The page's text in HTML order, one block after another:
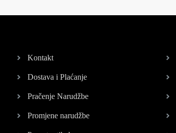
Kontakt
Dostava i Plaćanje
Pračenje Narudžbe
Promjene narudžbe